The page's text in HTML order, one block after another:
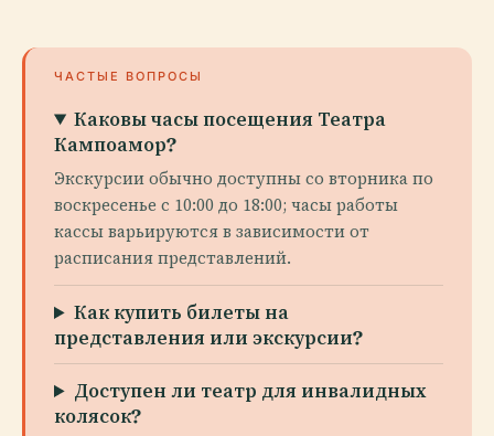
ЧАСТЫЕ ВОПРОСЫ
Каковы часы посещения Театра
Кампоамор?
Экскурсии обычно доступны со вторника по
воскресенье с 10:00 до 18:00; часы работы
кассы варьируются в зависимости от
расписания представлений.
Как купить билеты на
представления или экскурсии?
Доступен ли театр для инвалидных
колясок?